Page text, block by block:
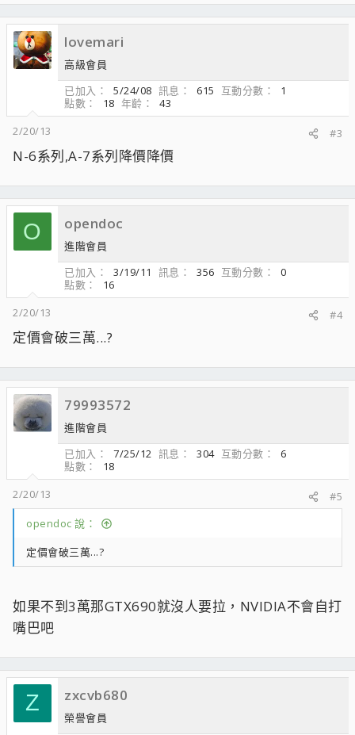
lovemari
高級會員
已加入
5/24/08 訊息 615 互動分數
1
點數
18 年齡
43
2/20/13
#3
N-6系列,A-7系列降價降價
O opendoc
進階會員
已加入
3/19/11 訊息 356 互動分數
0
點數
16
2/20/13
#4
定價會破三萬...?
79993572
進階會員
已加入
7/25/12 訊息 304 互動分數
6
點數
18
2/20/13
#5
opendoc 說：
定價會破三萬...?
如果不到3萬那GTX690就沒人要拉，NVIDIA不會自打
嘴巴吧
Z zxcvb680
榮譽會員